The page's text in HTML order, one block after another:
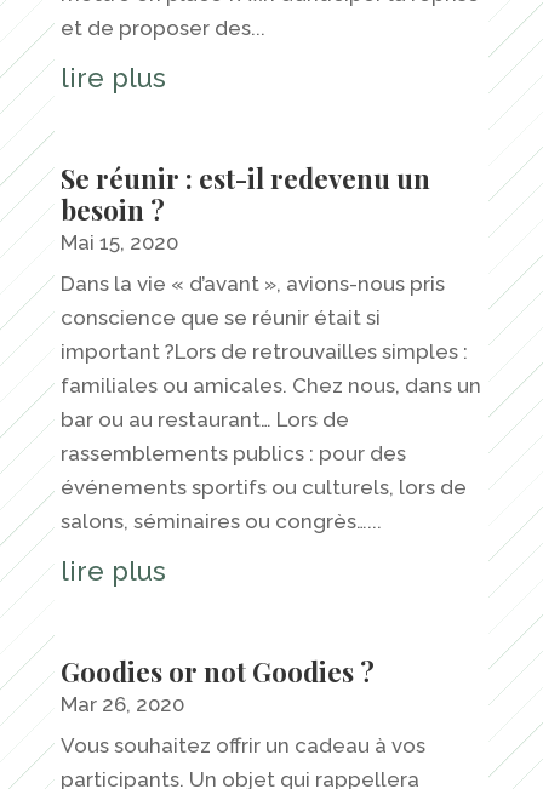
et de proposer des...
lire plus
Se réunir : est-il redevenu un
besoin ?
Mai 15, 2020
Dans la vie « d’avant », avions-nous pris
conscience que se réunir était si
important ?Lors de retrouvailles simples :
familiales ou amicales. Chez nous, dans un
bar ou au restaurant… Lors de
rassemblements publics : pour des
événements sportifs ou culturels, lors de
salons, séminaires ou congrès…...
lire plus
Goodies or not Goodies ?
Mar 26, 2020
Vous souhaitez offrir un cadeau à vos
participants. Un objet qui rappellera